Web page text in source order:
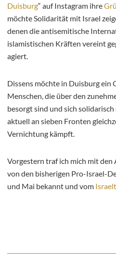
Duisburg“ auf Instagram ihre
möchte Solidarität mit Israel
denen die antisemitische
islamistischen Kräften vereint
agiert.
Dissens möchte in Duisburg ein
Menschen, die über den
besorgt sind und sich solidarisch
aktuell an sieben Fronten
Vernichtung kämpft.
Vorgestern traf ich mich mit
von den bisherigen Pro-Israel-
und Mai bekannt und vom